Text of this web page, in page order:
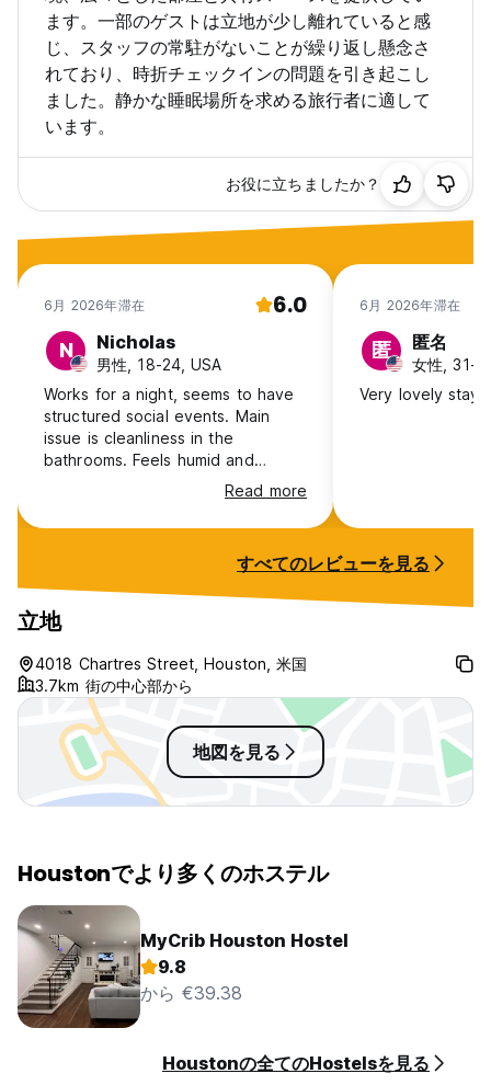
ー: 2.9 マイル、NRG スタジアム: 9 マイル。
ワンダーステイ ヒューストンのポリシーと条件:
キャンセルポリシー：到着の72時間前（3日前）
到着時に支払う = これはホステルに直接支払うべき金額です。返
金不可の予約の場合、チェックイン時に宿泊料金総額が課金され
あたり 1 泊分の宿泊料金を請求させていただきます。
チェックインは午後 3 時から午後 9 時までです。チェックイン
日の午後 8 時までにご連絡いただければ、午後 9 時以降にご到
着いただいても大丈夫です。
チェックアウトは午前11時です。レイト チェックアウト (午前 11
時以降) には 10 ドルのレイト チェックアウト料金がかかり、チ
ェックアウト時間が正午まで延長されます。
クレジットカードまたはデビットカードによるお支払い。プリペ
イドカードはご利用いただけません。ワンダーステイ ヒュースト
**注意: 予約に使用するカードの名前はゲストの名前と一致する
有効な運転免許証、身分証明書、パスポート、および予約時に使
門限はありません。
ペットの同伴は禁止です。
指定された屋外エリアを除き、禁煙です。
宿泊のお客様は 18 歳以上である必要があります。グループでご
旅行の場合は、チェックイン時に各旅行者に身分証明書と登録フ
ォームの提示が必要となります。
駐車場：
路上駐車場が無料で利用可能です。ゲート付き駐車場が 3 か所あ
り、先着順で 1 泊あたり 10 ドルの追加料金でご利用いただけま
す (駐車場の料金はチェックイン時にお支払いいただけます)。移
タル自転車をご用意しておりますので、先着順でご利用いただけ
ます。一部のゲストは立地が少し離れていると感
じ、スタッフの常駐がないことが繰り返し懸念さ
れており、時折チェックインの問題を引き起こし
ました。静かな睡眠場所を求める旅行者に適して
います。
お役に立ちましたか？
6月 2026年滞在 6.0
N Nicholas
男性, 18-24, USA
Works for a night, seems to have
structured social events. Main
issue is cleanliness in the
bathrooms. Feels humid and
Read more
6月 2026年滞在
匿 匿名
女性, 31-
Very lovely stay!
すべてのレビューを見る
立地
4018 Chartres Street, Houston, 米国
3.7km 街の中心部から
地図を見る
Houstonでより多くのホステル
MyCrib Houston Hostel
9.8
から €39.38
Houstonの全てのHostelsを見る